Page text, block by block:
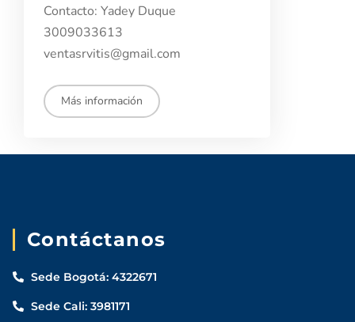
Contacto: Yadey Duque
3009033613
ventasrvitis@gmail.com
Más información
Contáctanos
Sede Bogotá: 4322671
Sede Cali: 3981171